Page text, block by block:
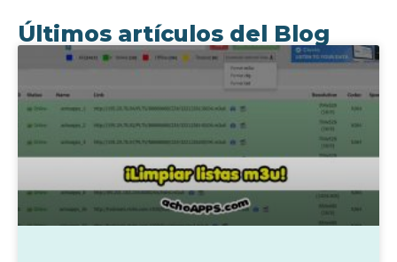
Últimos artículos del Blog